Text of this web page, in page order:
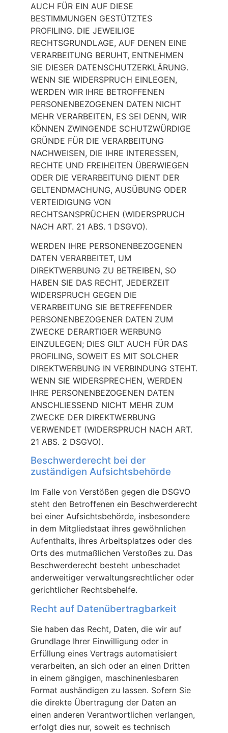
AUCH FÜR EIN AUF DIESE
BESTIMMUNGEN GESTÜTZTES
PROFILING. DIE JEWEILIGE
RECHTSGRUNDLAGE, AUF DENEN EINE
VERARBEITUNG BERUHT, ENTNEHMEN
SIE DIESER DATENSCHUTZERKLÄRUNG.
WENN SIE WIDERSPRUCH EINLEGEN,
WERDEN WIR IHRE BETROFFENEN
PERSONENBEZOGENEN DATEN NICHT
MEHR VERARBEITEN, ES SEI DENN, WIR
KÖNNEN ZWINGENDE SCHUTZWÜRDIGE
GRÜNDE FÜR DIE VERARBEITUNG
NACHWEISEN, DIE IHRE INTERESSEN,
RECHTE UND FREIHEITEN ÜBERWIEGEN
ODER DIE VERARBEITUNG DIENT DER
GELTENDMACHUNG, AUSÜBUNG ODER
VERTEIDIGUNG VON
RECHTSANSPRÜCHEN (WIDERSPRUCH
NACH ART. 21 ABS. 1 DSGVO).
WERDEN IHRE PERSONENBEZOGENEN
DATEN VERARBEITET, UM
DIREKTWERBUNG ZU BETREIBEN, SO
HABEN SIE DAS RECHT, JEDERZEIT
WIDERSPRUCH GEGEN DIE
VERARBEITUNG SIE BETREFFENDER
PERSONENBEZOGENER DATEN ZUM
ZWECKE DERARTIGER WERBUNG
EINZULEGEN; DIES GILT AUCH FÜR DAS
PROFILING, SOWEIT ES MIT SOLCHER
DIREKTWERBUNG IN VERBINDUNG STEHT.
WENN SIE WIDERSPRECHEN, WERDEN
IHRE PERSONENBEZOGENEN DATEN
ANSCHLIESSEND NICHT MEHR ZUM
ZWECKE DER DIREKTWERBUNG
VERWENDET (WIDERSPRUCH NACH ART.
21 ABS. 2 DSGVO).
Beschwerde­recht bei der
zuständigen Aufsichts­behörde
Im Falle von Verstößen gegen die DSGVO
steht den Betroffenen ein Beschwerderecht
bei einer Aufsichtsbehörde, insbesondere
in dem Mitgliedstaat ihres gewöhnlichen
Aufenthalts, ihres Arbeitsplatzes oder des
Orts des mutmaßlichen Verstoßes zu. Das
Beschwerderecht besteht unbeschadet
anderweitiger verwaltungsrechtlicher oder
gerichtlicher Rechtsbehelfe.
Recht auf Daten­übertrag­barkeit
Sie haben das Recht, Daten, die wir auf
Grundlage Ihrer Einwilligung oder in
Erfüllung eines Vertrags automatisiert
verarbeiten, an sich oder an einen Dritten
in einem gängigen, maschinenlesbaren
Format aushändigen zu lassen. Sofern Sie
die direkte Übertragung der Daten an
einen anderen Verantwortlichen verlangen,
erfolgt dies nur, soweit es technisch